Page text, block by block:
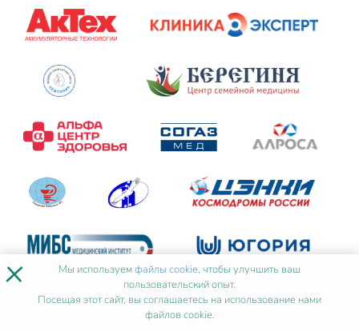
× Мы используемфайлы cookie, чтобы улучшить ваш
пользовательский опыт.
Посещая этот сайт, вы соглашаетесь на использование нами
файлов cookie.